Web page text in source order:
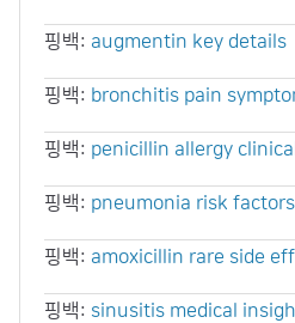
핑백: augmentin key details
핑백: bronchitis pain
핑백: penicillin allergy
핑백: pneumonia risk factors
핑백: amoxicillin rare side
핑백: sinusitis medical